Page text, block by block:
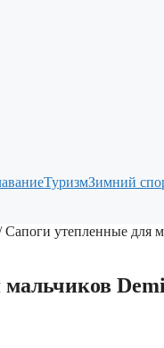
ТуризмЗимний
Сапоги утепленные для
мальчиков